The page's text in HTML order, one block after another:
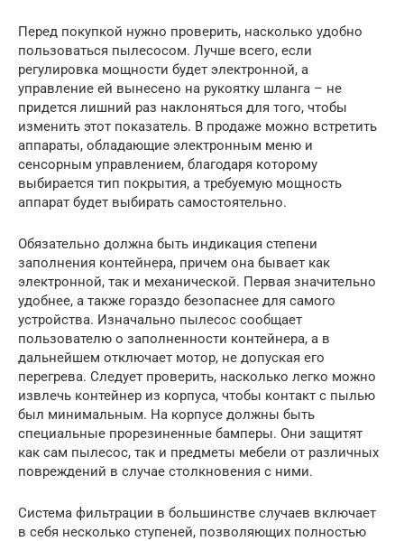
Перед покупкой нужно проверить, насколько удобно
пользоваться пылесосом. Лучше всего, если
регулировка мощности будет электронной, а
управление ей вынесено на рукоятку шланга – не
придется лишний раз наклоняться для того, чтобы
изменить этот показатель. В продаже можно встретить
аппараты, обладающие электронным меню и
сенсорным управлением, благодаря которому
выбирается тип покрытия, а требуемую мощность
аппарат будет выбирать самостоятельно.
Обязательно должна быть индикация степени
заполнения контейнера, причем она бывает как
электронной, так и механической. Первая значительно
удобнее, а также гораздо безопаснее для самого
устройства. Изначально пылесос сообщает
пользователю о заполненности контейнера, а в
дальнейшем отключает мотор, не допуская его
перегрева. Следует проверить, насколько легко можно
извлечь контейнер из корпуса, чтобы контакт с пылью
был минимальным. На корпусе должны быть
специальные прорезиненные бамперы. Они защитят
как сам пылесос, так и предметы мебели от различных
повреждений в случае столкновения с ними.
Система фильтрации в большинстве случаев включает
в себя несколько ступеней, позволяющих полностью